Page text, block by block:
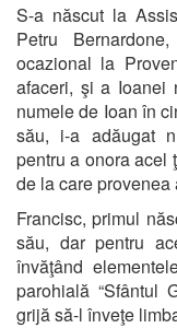
S-a născut la
Petru
ocazional la
afaceri, şi a Ioanei
numele de Ioan în
său, i-a adăugat
pentru a onora acel
de la care
Francisc, primul
său, dar pentru
învăţând
parohială “Sfântul
grijă să-l înveţe